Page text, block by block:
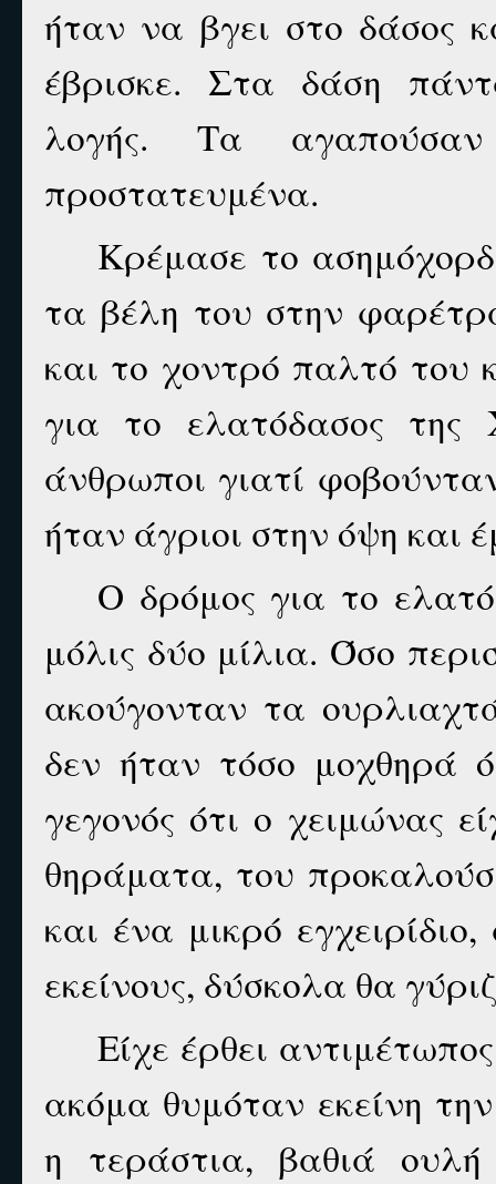
ήταν να βγει στο δάσος
έβρισκε. Στα δάση
λογής. Τα
προστατευμένα.
Κρέμασε το
τα βέλη του στην
και το χοντρό παλτό του
για το ελατόδασος
άνθρωποι γιατί
ήταν άγριοι στην όψη και
Ο δρόμος για το
μόλις δύο μίλια. Όσο
ακούγονταν τα
δεν ήταν τόσο μοχθηρά
γεγονός ότι ο χειμώνας
θηράματα, του
και ένα μικρό
εκείνους, δύσκολα θα
Είχε έρθει
ακόμα θυμόταν εκείνη
η τεράστια, βαθιά